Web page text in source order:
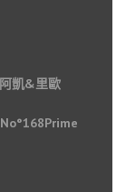
凱&里歐